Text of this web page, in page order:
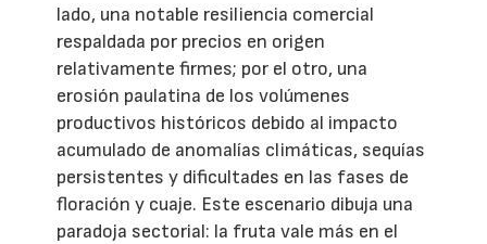
lado, una notable resiliencia comercial
respaldada por precios en origen
relativamente firmes; por el otro, una
erosión paulatina de los volúmenes
productivos históricos debido al impacto
acumulado de anomalías climáticas, sequías
persistentes y dificultades en las fases de
floración y cuaje. Este escenario dibuja una
paradoja sectorial: la fruta vale más en el